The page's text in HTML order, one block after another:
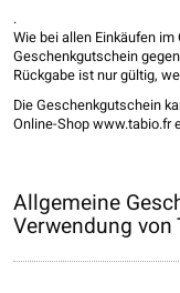
.
Wie bei allen Einkäufen im
Geschenkgutschein
Rückgabe ist nur gültig,
Die Geschenkgutschein
Online-Shop www.tabio.fr
Allgemeine
Verwendung von